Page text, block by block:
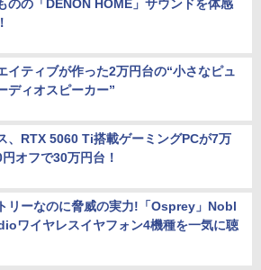
のの「DENON HOME」サウンドを体感
イティブが作った2万円台の“小さなピュ
ディオスピーカー”
、RTX 5060 Ti搭載ゲーミングPCが7万
オフで30万円台！
リーなのに脅威の実力!「Osprey」Nobl
ワイヤレスイヤフォン4機種を一気に聴